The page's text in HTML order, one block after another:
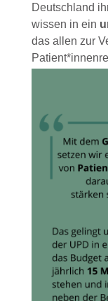
Deutschland
wissen in ein
das allen zur